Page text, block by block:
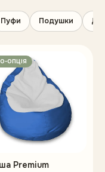
Пуфи Подушки
ОПЦІЯ
Premium